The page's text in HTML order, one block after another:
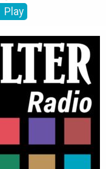
– Verbreitung und
im Internet. Das
globale
viel weiter verbreitet,
Die Gesetze sind zu
der Behörden
Recherche, berichten
Florian Klenk im
Play